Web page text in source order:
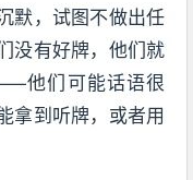
默，试图不做出任
没有好牌，他们就
他们可能话语很
拿到听牌，或者用